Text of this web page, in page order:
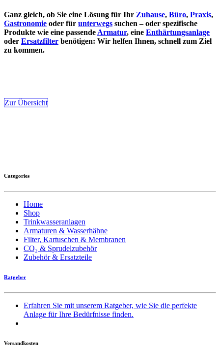
Ganz gleich, ob Sie eine Lösung für Ihr Zuhause, Büro, Praxis,
Gastronomie oder für unterwegs suchen – oder spezifische
Produkte wie eine passende Armatur, eine Enthärtungsanlage
oder Ersatzfilter benötigen: Wir helfen Ihnen, schnell zum Ziel
zu kommen.
Zur Übersicht
Categories
Home
Shop
Trinkwasseranlagen
Armaturen & Wasserhähne
Filter, Kartuschen & Membranen
CO₂ & Sprudelzubehör
Zubehör & Ersatzteile
Ratgeber
Erfahren Sie mit unserem Ratgeber, wie Sie die perfekte
Anlage für Ihre Bedürfnisse finden.
Versandkosten